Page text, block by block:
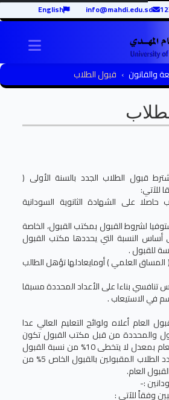
info@mahdi.edu.sd
English
والقانون قبول الطلاب
قبول الطلاب الجدد بالسنة الأولى (
للآتي:
على الشهادة الثانوية السودانية
لشروط القبول بمكتب القبول، الخاصة
أساس النسبة التي يحددها مكتب القبول
للقبول .
المساق العلمي ) أومايعادلها تؤهل الطالب
تنافسي بناءا على الأعداد المحددة مسبقا
في الاستيعاب .
أعلاه ولوائح التعليم العالي عدا
والمحددة من قبل مكتب القبول تكون
أقل من نسبة القبول العام بمعدل لا يتخطى 10% من نسبة القبول
العام. بحيث لا يتعدى عدد الطلاب المقبولين بالقبول الخاص 5% من
العام.
وفقاً للآتي :